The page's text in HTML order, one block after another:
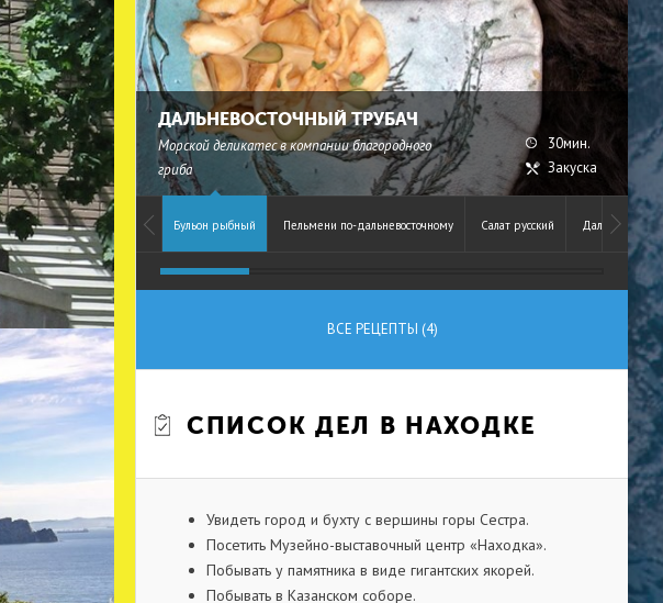
ДАЛЬНЕВОСТОЧНЫЙ ТРУБАЧ
Морской деликатес в компании благородного
гриба
30мин.
Закуска
Бульон рыбный Пельмени по-дальневосточному Салат русский
ВСЕ РЕЦЕПТЫ (4)
СПИСОК ДЕЛ В НАХОДКЕ
Увидеть город и бухту с вершины горы Сестра.
Посетить Музейно-выставочный центр «Находка».
Побывать у памятника в виде гигантских якорей.
Побывать в Казанском соборе.